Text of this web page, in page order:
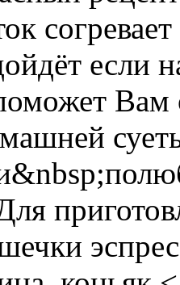
если
Вам